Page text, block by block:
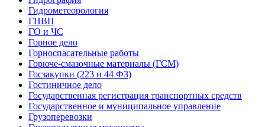
Гидрометеорология
ГНВП
ГО и ЧС
Горное дело
Горноспасательные работы
Горюче-смазочные материалы (ГСМ)
Госзакупки (223 и 44 ФЗ)
Гостиничное дело
Государственная регистрация транспортных средств
Государственное и муниципальное управление
Грузоперевозки